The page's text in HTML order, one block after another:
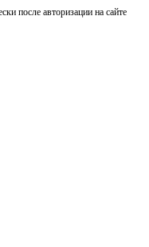
после авторизации на сайте